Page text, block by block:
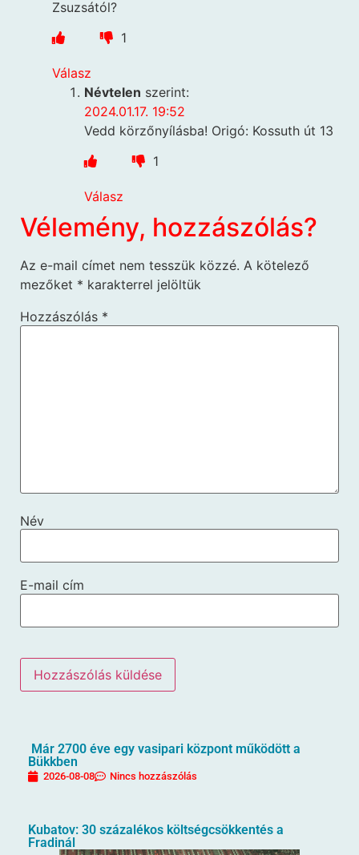
Zsuzsától?
1
Válasz
Névtelen szerint:
2024.01.17. 19:52
Vedd körzőnyílásba! Origó: Kossuth út 13
1
Válasz
Vélemény, hozzászólás?
Az e-mail címet nem tesszük közzé. A kötelező
mezőket * karakterrel jelöltük
Hozzászólás *
Név
E-mail cím
Már 2700 éve egy vasipari központ működött a
Bükkben
2026-08-08 Nincs hozzászólás
Kubatov: 30 százalékos költségcsökkentés a
Fradinál